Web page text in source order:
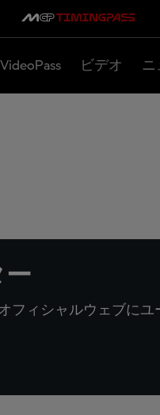
VideoPass ビデオ ニ
フィシャルウェブにユ